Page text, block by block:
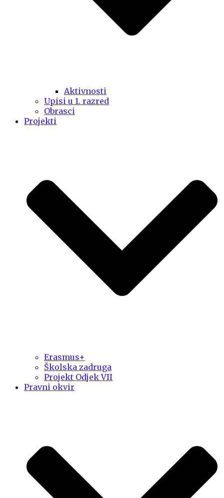
Aktivnosti
Upisi u 1. razred
Obrasci
Projekti
Erasmus+
Školska zadruga
Projekt Odjek VII
Pravni okvir